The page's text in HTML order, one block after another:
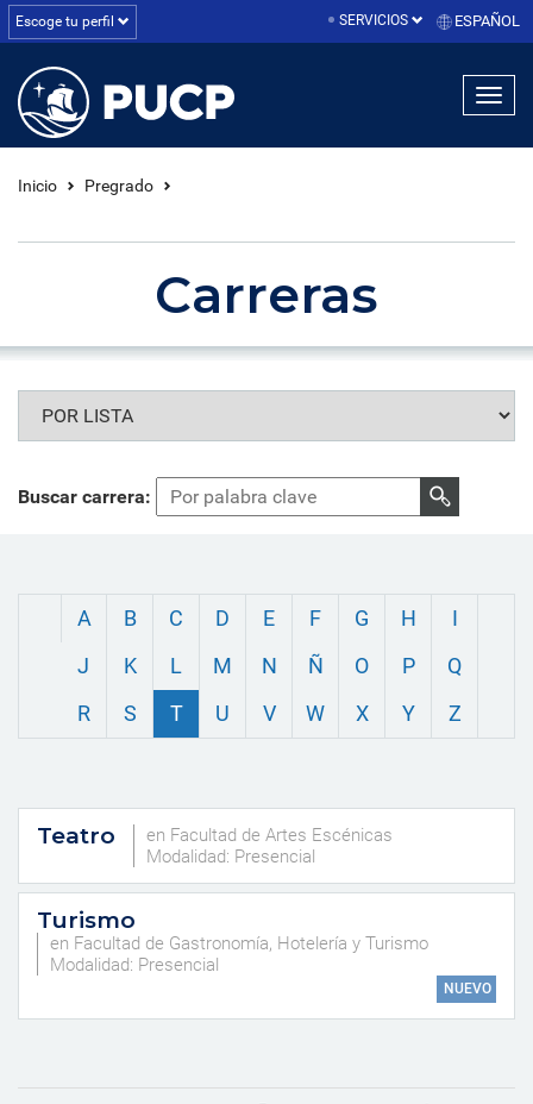
Escoge tu perfil SERVICIOS ESPAÑOL
Inicio Pregrado
Carreras
Buscar carrera:
A B C D E F G H
I
J
K L M N Ñ O P
Q
R
S T U V W X Y Z
Teatro
en Facultad de Artes Escénicas
Modalidad: Presencial
Turismo
en Facultad de Gastronomía, Hotelería y Turismo
Modalidad: Presencial
NUEVO